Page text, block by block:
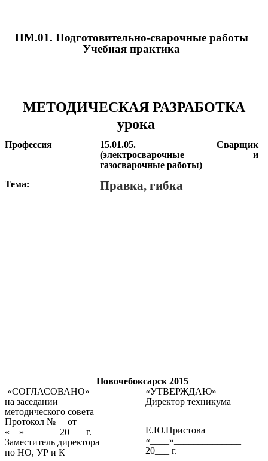
ПМ.01. Подготовительно-сварочные работы
Учебная практика
МЕТОДИЧЕСКАЯ РАЗРАБОТКА
урока
Профессия
15.01.05. Сварщик
(электросварочные и
газосварочные работы)
Тема:
Правка, гибка
Новочебоксарск 2015
«СОГЛАСОВАНО»
на заседании
методического совета
Протокол №__ от
«__»_______ 20___ г.
Заместитель директора
по НО, УР и К
«УТВЕРЖДАЮ»
Директор техникума
Е.Ю.Пристова
«____»______________
20___ г.